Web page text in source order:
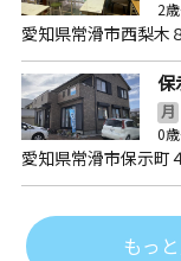
2
愛知県常滑市西梨
保
月
0
愛知県常滑市保示町
もっ